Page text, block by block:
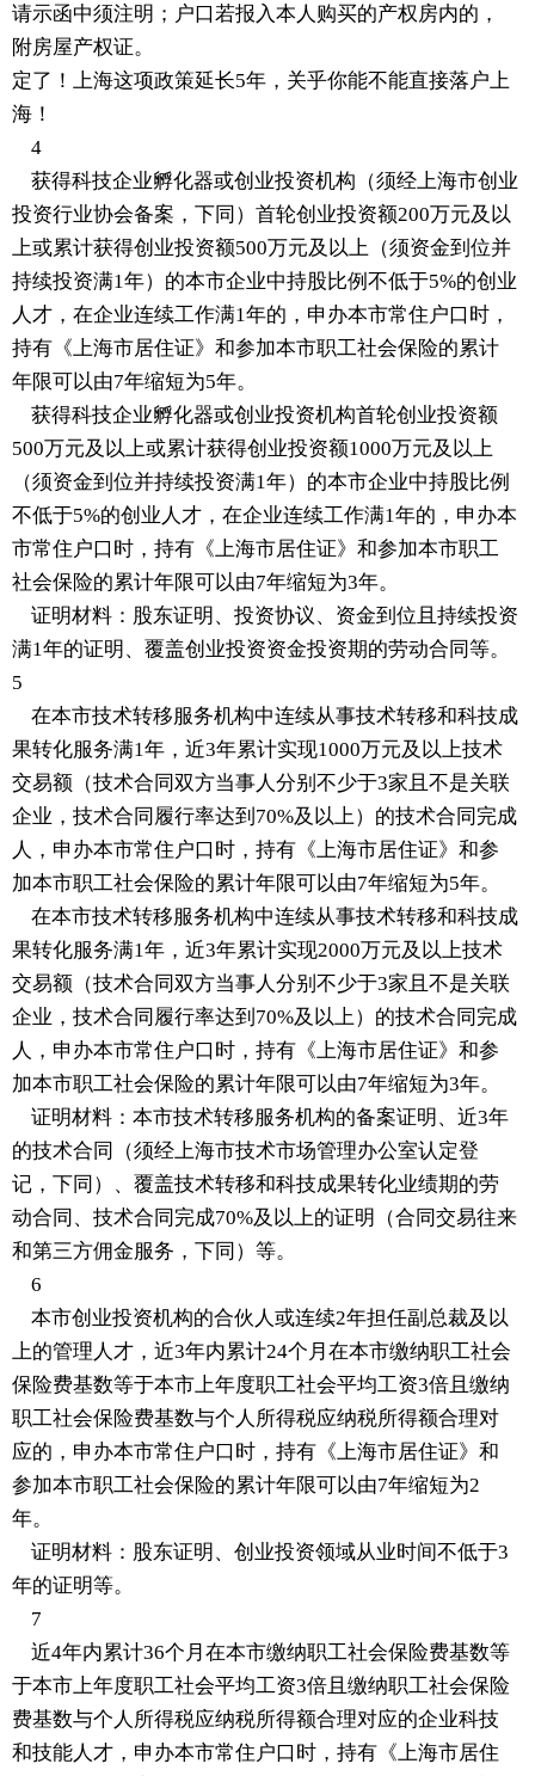
请示函中须注明；户口若报入本人购买的产权房内的，
附房屋产权证。
定了！上海这项政策延长5年，关乎你能不能直接落户上
海！
4
获得科技企业孵化器或创业投资机构（须经上海市创业
投资行业协会备案，下同）首轮创业投资额200万元及以
上或累计获得创业投资额500万元及以上（须资金到位并
持续投资满1年）的本市企业中持股比例不低于5%的创业
人才，在企业连续工作满1年的，申办本市常住户口时，
持有《上海市居住证》和参加本市职工社会保险的累计
年限可以由7年缩短为5年。
获得科技企业孵化器或创业投资机构首轮创业投资额
500万元及以上或累计获得创业投资额1000万元及以上
（须资金到位并持续投资满1年）的本市企业中持股比例
不低于5%的创业人才，在企业连续工作满1年的，申办本
市常住户口时，持有《上海市居住证》和参加本市职工
社会保险的累计年限可以由7年缩短为3年。
证明材料：股东证明、投资协议、资金到位且持续投资
满1年的证明、覆盖创业投资资金投资期的劳动合同等。
5
在本市技术转移服务机构中连续从事技术转移和科技成
果转化服务满1年，近3年累计实现1000万元及以上技术
交易额（技术合同双方当事人分别不少于3家且不是关联
企业，技术合同履行率达到70%及以上）的技术合同完成
人，申办本市常住户口时，持有《上海市居住证》和参
加本市职工社会保险的累计年限可以由7年缩短为5年。
在本市技术转移服务机构中连续从事技术转移和科技成
果转化服务满1年，近3年累计实现2000万元及以上技术
交易额（技术合同双方当事人分别不少于3家且不是关联
企业，技术合同履行率达到70%及以上）的技术合同完成
人，申办本市常住户口时，持有《上海市居住证》和参
加本市职工社会保险的累计年限可以由7年缩短为3年。
证明材料：本市技术转移服务机构的备案证明、近3年
的技术合同（须经上海市技术市场管理办公室认定登
记，下同）、覆盖技术转移和科技成果转化业绩期的劳
动合同、技术合同完成70%及以上的证明（合同交易往来
和第三方佣金服务，下同）等。
6
本市创业投资机构的合伙人或连续2年担任副总裁及以
上的管理人才，近3年内累计24个月在本市缴纳职工社会
保险费基数等于本市上年度职工社会平均工资3倍且缴纳
职工社会保险费基数与个人所得税应纳税所得额合理对
应的，申办本市常住户口时，持有《上海市居住证》和
参加本市职工社会保险的累计年限可以由7年缩短为2
年。
证明材料：股东证明、创业投资领域从业时间不低于3
年的证明等。
7
近4年内累计36个月在本市缴纳职工社会保险费基数等
于本市上年度职工社会平均工资3倍且缴纳职工社会保险
费基数与个人所得税应纳税所得额合理对应的企业科技
和技能人才，申办本市常住户口时，持有《上海市居住